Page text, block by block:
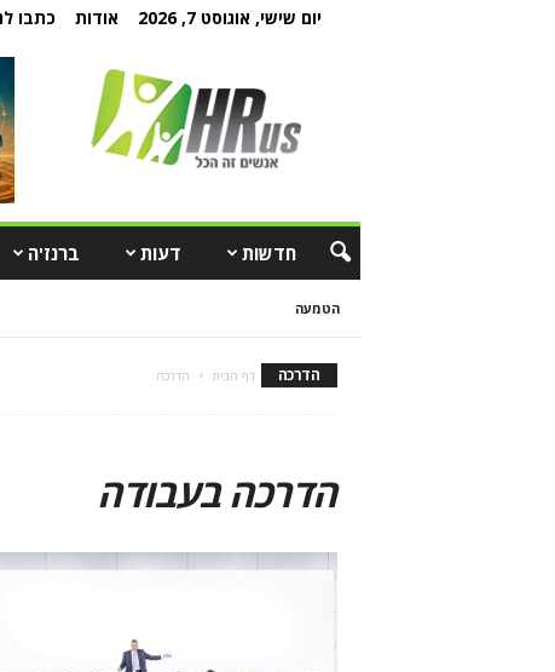
יום שישי, אוגוסט 7, 2026 אודות כתבו
חדשות דעות ברנז'ה
הטמעה
הדרכה דף הבית הדרכה
הדרכה בעבודה